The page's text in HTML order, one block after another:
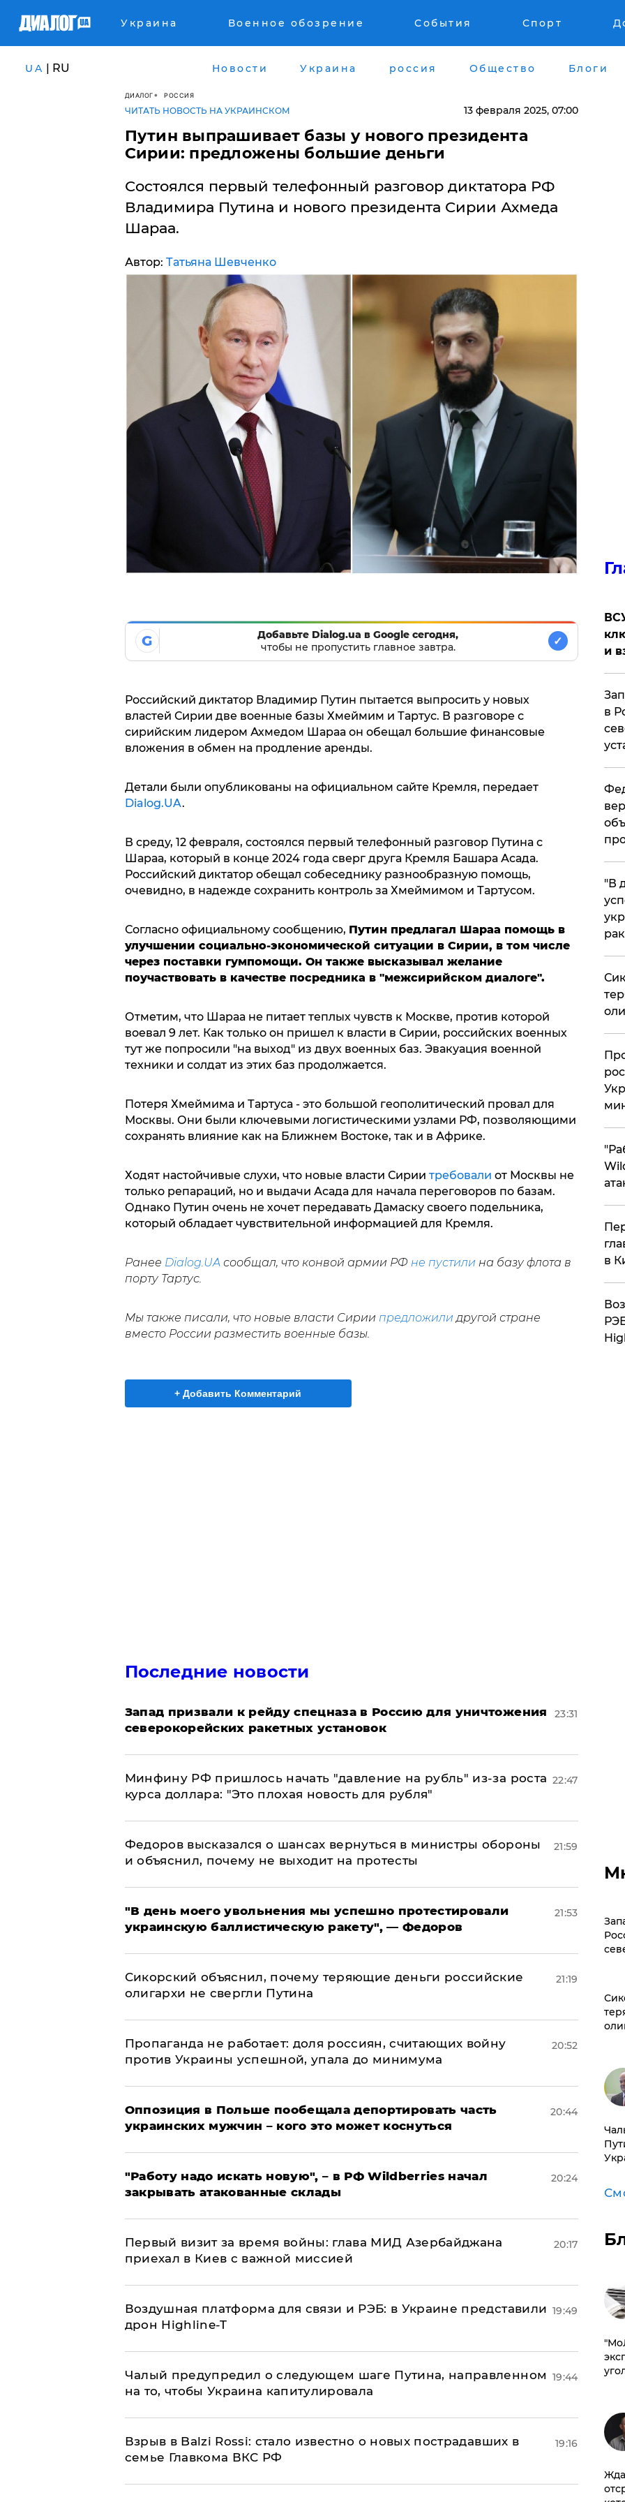
Украина Военное обозрение События Спорт
UA | RU Новости Украина россия Общество Блоги
ДИАЛОГ РОССИЯ
ЧИТАТЬ НОВОСТЬ НА УКРАИНСКОМ 13 февраля 2025, 07:00
​Путин выпрашивает базы у нового президента
Сирии: предложены большие деньги
Состоялся первый телефонный разговор диктатора РФ
Владимира Путина и нового президента Сирии Ахмеда
Шараа.
Автор: Татьяна Шевченко
G
Добавьте Dialog.ua в Google сегодня,
чтобы не пропустить главное завтра.
✓
Российский диктатор Владимир Путин пытается выпросить у новых
властей Сирии две военные базы Хмеймим и Тартус. В разговоре с
сирийским лидером Ахмедом Шараа он обещал большие финансовые
вложения в обмен на продление аренды.
Детали были опубликованы на официальном сайте Кремля, передает
Dialog.UA.
В среду, 12 февраля, состоялся первый телефонный разговор Путина с
Шараа, который в конце 2024 года сверг друга Кремля Башара Асада.
Российский диктатор обещал собеседнику разнообразную помощь,
очевидно, в надежде сохранить контроль за Хмеймимом и Тартусом.
Согласно официальному сообщению, Путин предлагал Шараа помощь в
улучшении социально-экономической ситуации в Сирии, в том числе
через поставки гумпомощи. Он также высказывал желание
поучаствовать в качестве посредника в "межсирийском диалоге".
Отметим, что Шараа не питает теплых чувств к Москве, против которой
воевал 9 лет. Как только он пришел к власти в Сирии, российских военных
тут же попросили "на выход" из двух военных баз. Эвакуация военной
техники и солдат из этих баз продолжается.
Потеря Хмеймима и Тартуса - это большой геополитический провал для
Москвы. Они были ключевыми логистическими узлами РФ, позволяющими
сохранять влияние как на Ближнем Востоке, так и в Африке.
Ходят настойчивые слухи, что новые власти Сирии требовали от Москвы не
только репараций, но и выдачи Асада для начала переговоров по базам.
Однако Путин очень не хочет передавать Дамаску своего подельника,
который обладает чувствительной информацией для Кремля.
Ранее Dialog.UAсообщал, что конвой армии РФ не пустили на базу флота в
порту Тартус.
Мы также писали, что новые власти Сирии предложили другой стране
вместо России разместить военные базы.
+ Добавить Комментарий
Последние новости
Запад призвали к рейду спецназа в Россию для уничтожения
северокорейских ракетных установок
23:31
Минфину РФ пришлось начать "давление на рубль" из-за роста
курса доллара: "Это плохая новость для рубля"
22:47
Федоров высказался о шансах вернуться в министры обороны
и объяснил, почему не выходит на протесты
21:59
​"В день моего увольнения мы успешно протестировали
украинскую баллистическую ракету", — Федоров
21:53
Сикорский объяснил, почему теряющие деньги российские
олигархи не свергли Путина
21:19
​Пропаганда не работает: доля россиян, считающих войну
против Украины успешной, упала до минимума
20:52
Оппозиция в Польше пообещала депортировать часть
украинских мужчин – кого это может коснуться
20:44
"Работу надо искать новую", – в РФ Wildberries начал
закрывать атакованные склады
20:24
Первый визит за время войны: глава МИД Азербайджана
приехал в Киев с важной миссией
20:17
Воздушная платформа для связи и РЭБ: в Украине представили
дрон Highline-T
19:49
Чалый предупредил о следующем шаге Путина, направленном
на то, чтобы Украина капитулировала
19:44
Взрыв в Balzi Rossi: стало известно о новых пострадавших в
семье Главкома ВКС РФ
19:16
и
в
​"В
в